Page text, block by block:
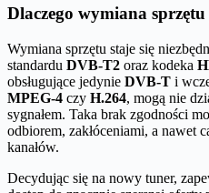
Dlaczego wymiana
Wymiana sprzętu staje się
standardu DVB-T2 oraz kodeka
obsługujące jedynie DVB-T i
MPEG-4 czy H.264, mogą nie
sygnałem. Taka brak zgodności
odbiorem, zakłóceniami, a nawet
kanałów.
Decydując się na nowy tuner,